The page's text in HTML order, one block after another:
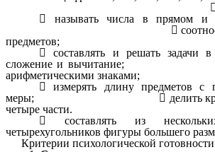


называть числа в прямом и

предметов;

составлять и решать задачи
сложение и
арифметическими знаками;

измерять длину предметов с
меры;
 делить
четыре части.

составлять из
четырехугольников фигуры большего
Критерии психологической